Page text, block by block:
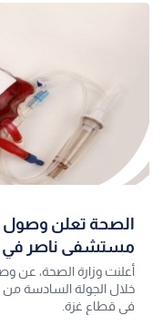
مستشفى ناصر في
خلال الجولة السادسة
في قطاع غزة.